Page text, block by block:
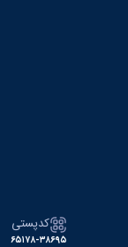
کدپستی
۶۵۱۷۸-۳۸۶۹۵